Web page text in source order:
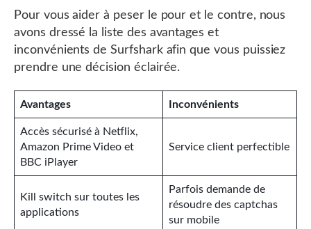
Pour vous aider à peser le pour et le contre, nous
avons dressé la liste des avantages et
inconvénients de Surfshark afin que vous puissiez
prendre une décision éclairée.
Avantages Inconvénients
Accès sécurisé à Netflix,
Amazon Prime Video et
BBC iPlayer
Service client perfectible
Kill switch sur toutes les
applications
Parfois demande de
résoudre des captchas
sur mobile